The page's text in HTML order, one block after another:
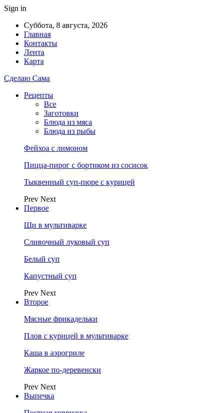
Sign in
Суббота, 8 августа, 2026
Главная
Контакты
Лента
Карта
Сделаю Сама
Рецепты
Все
Заготовки
Блюда из мяса
Блюда из рыбы
Фейхоа с лимоном
Пицца-пирог с бортиком из сосисок
Тыквенный суп-пюре с курицей
Prev Next
Первое
Щи в мультиварке
Сливочный луковый суп
Белый суп
Капустный суп
Prev Next
Второе
Мясные фрикадельки
Плов с курицей в мультиварке
Каша в аэрогриле
Жаркое по-деревенски
Prev Next
Выпечка